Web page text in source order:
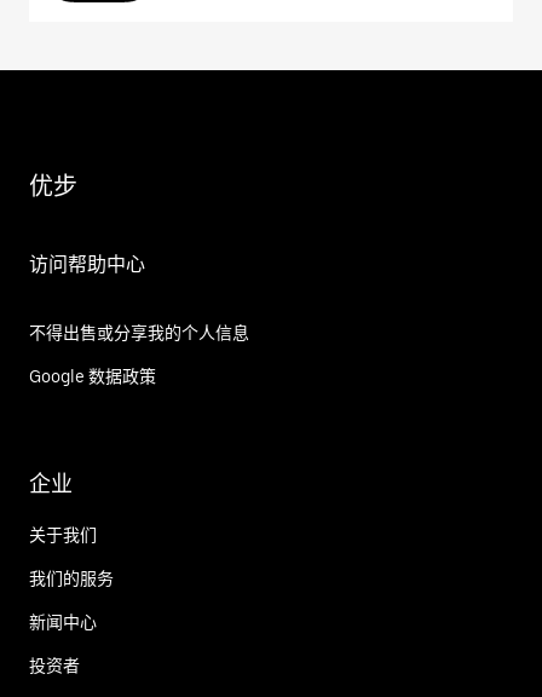
优步
访问帮助中心
不得出售或分享我的个人信息
Google 数据政策
企业
关于我们
我们的服务
新闻中心
投资者